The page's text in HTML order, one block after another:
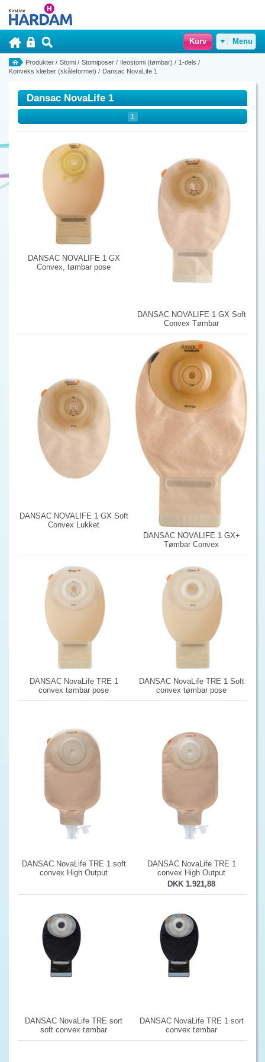
Kurv Menu
Produkter / Stomi / Stomiposer / Ileostomi (tømbar) / 1-dels /
Konveks klæber (skåleformet) / Dansac NovaLife 1
Dansac NovaLife 1
1
DANSAC NOVALIFE 1 GX
Convex, tømbar pose
DANSAC NOVALIFE 1 GX Soft
Convex Tømbar
DANSAC NOVALIFE 1 GX Soft
Convex Lukket
DANSAC NOVALIFE 1 GX+
Tømbar Convex
DANSAC NovaLife TRE 1
convex tømbar pose
DANSAC NovaLife TRE 1 Soft
convex tømbar pose
DANSAC NovaLife TRE 1 soft
convex High Output
DANSAC NovaLife TRE 1
convex High Output
DKK 1.921,88
DANSAC NovaLife TRE sort
soft convex tømbar
DANSAC NovaLife TRE 1 sort
convex tømbar